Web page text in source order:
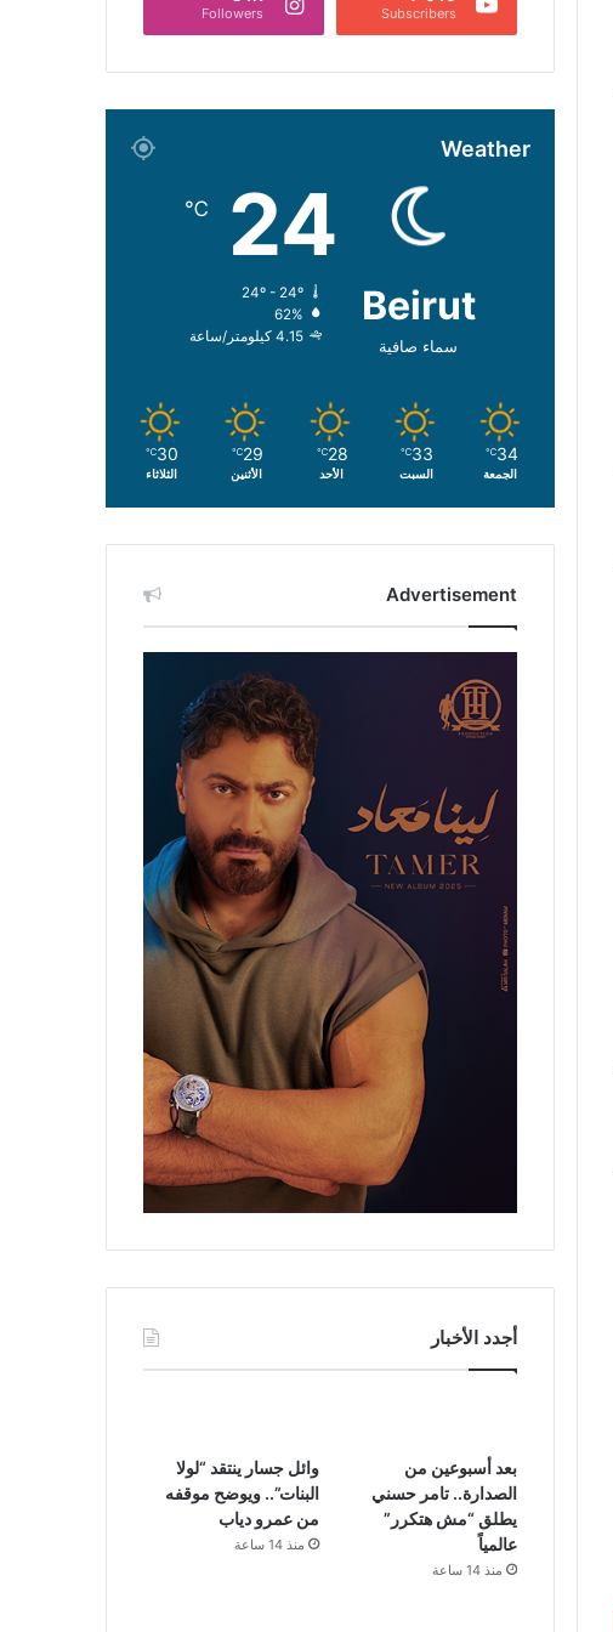
Subscribers
Followers
Weather
Beirut
سماء صافية
24
℃
24º - 24º
62%
4.15 كيلومتر/ساعة
34
℃
الجمعة
33
℃
السبت
28
℃
الأحد
29
℃
الأثنين
30
℃
الثلاثاء
Advertisement
أجدد الأخبار
بعد أسبوعين من
الصدارة.. تامر حسني
يطلق “مش هتكرر”
عالمياً
منذ 14 ساعة
وائل جسار ينتقد “لولا
البنات”.. ويوضح موقفه
من عمرو دياب
منذ 14 ساعة